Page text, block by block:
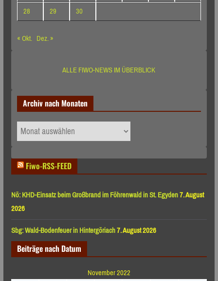
28
29
30
« Okt. Dez. »
ALLE FIWO-NEWS IM ÜBERBLICK
Archiv nach Monaten
Archiv
nach
Fiwo-RSS-FEED
Nö: KHD-Einsatz beim Großbrand im Föhrenwald in St. Egyden7. August
2026
Sbg: Wald-Bodenfeuer in Hintergöriach7. August 2026
Beiträge nach Datum
November 2022